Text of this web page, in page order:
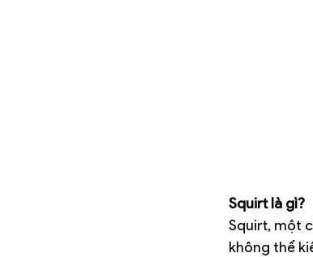
Squirt là gì?
Squirt, một
không thể